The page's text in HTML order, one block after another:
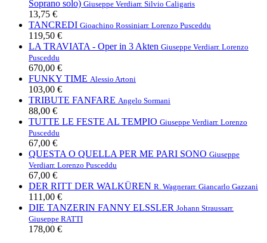
Soprano solo) Giuseppe Verdiarr. Silvio Caligaris
13,75 €
TANCREDI Gioachino Rossiniarr. Lorenzo Pusceddu
119,50 €
LA TRAVIATA - Oper in 3 Akten Giuseppe Verdiarr. Lorenzo
Pusceddu
670,00 €
FUNKY TIME Alessio Artoni
103,00 €
TRIBUTE FANFARE Angelo Sormani
88,00 €
TUTTE LE FESTE AL TEMPIO Giuseppe Verdiarr. Lorenzo
Pusceddu
67,00 €
QUESTA O QUELLA PER ME PARI SONO Giuseppe
Verdiarr. Lorenzo Pusceddu
67,00 €
DER RITT DER WALKÜREN R. Wagnerarr. Giancarlo Gazzani
111,00 €
DIE TANZERIN FANNY ELSSLER Johann Straussarr.
Giuseppe RATTI
178,00 €